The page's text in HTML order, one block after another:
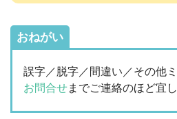
おねがい
誤字／脱字／間違い／その他
お問合せまでご連絡のほど宜